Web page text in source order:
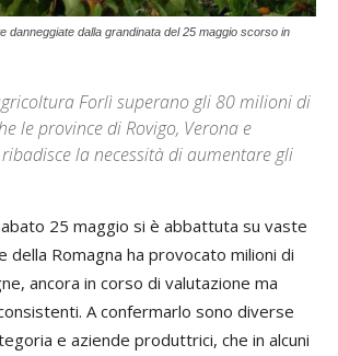
danneggiate dalla grandinata del 25 maggio scorso in
Forlì superano gli 80 milioni di
le province di Rovigo, Verona e
la necessità di aumentare gli
25 maggio si è abbattuta su vaste
della Romagna ha provocato milioni di
ancora in corso di valutazione ma
A confermarlo sono diverse
e aziende produttrici, che in alcuni